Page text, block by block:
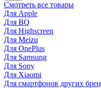
Смотреть все товары
Для Apple
Для BQ
Для Highscreen
Для Meizu
Для OnePlus
Для Samsung
Для Sony
Для Xiaomi
Для смартфонов других